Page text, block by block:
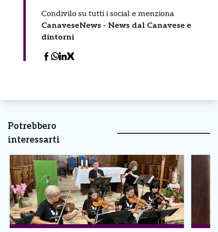
Condivilo su tutti i social e menziona
CanaveseNews - News dal Canavese e
dintorni
Potrebbero
interessarti